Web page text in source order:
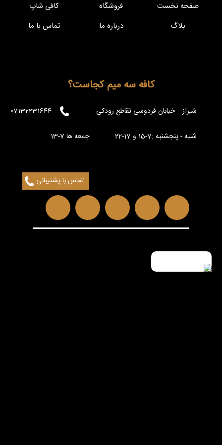
تماس با پشتیبانی
صفحه نخست فروشگاه
کافی شاپ
بلاگ
درباره ما تماس با ما
کافه سه میم کجاست؟
شیراز – خیابان فردوسی تقاطع رودکی 07132231644
شنبه - پنجشنبه :7-15 و 17-22 جمعه ها 7-13